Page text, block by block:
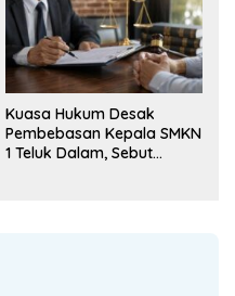
Kuasa Hukum Desak
Pembebasan Kepala SMKN
1 Teluk Dalam, Sebut